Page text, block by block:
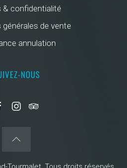
& confidentialité
générales de vente
annulation
NOUS